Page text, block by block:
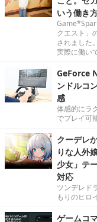
いう働き
クエスト」
されました
実際に働い
GeForce
ンドルコ
感
体感的にラ
でプレイ可
クーデレ
りな人外
少女」テ
対応
ツンデレド
もりのヒロ
ゲームコ